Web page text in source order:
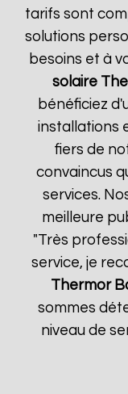
tarifs sont
solutions
besoins et à
solaire
bénéficiez
installations
fiers de
convaincus
services.
meilleure
"Très
service, je
Thermor
sommes
niveau de